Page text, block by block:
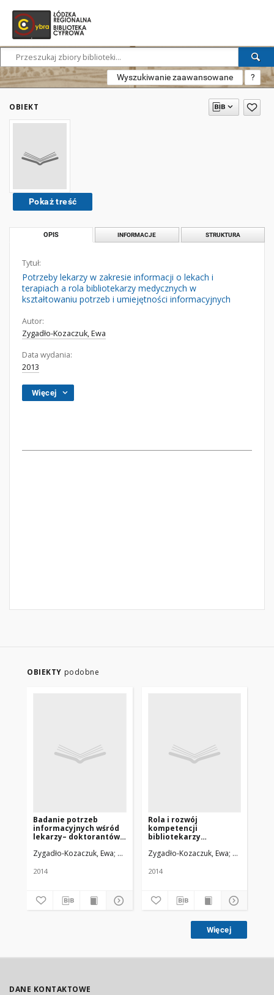
Wyszukiwanie zaawansowane ?
OBIEKT
Pokaż treść
OPIS INFORMACJE STRUKTURA
Tytuł:
Potrzeby lekarzy w zakresie informacji o lekach i
terapiach a rola bibliotekarzy medycznych w
kształtowaniu potrzeb i umiejętności informacyjnych
Autor:
Zygadło-Kozaczuk, Ewa
Data wydania:
2013
Więcej
OBIEKTY podobne
Badanie potrzeb
informacyjnych wśród
lekarzy– doktorantów
Medycznego we
ankiet z lat 2012 – 2014
Zygadło-Kozaczuk, Ewa Uniwersytet Medyczny w Łodzi
2014
Rola i rozwój
kompetencji
bibliotekarzy
Zygadło-Kozaczuk, Ewa
2014
Więcej
DANE KONTAKTOWE